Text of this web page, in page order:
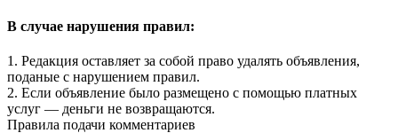
В случае нарушения правил:
1. Редакция оставляет за собой право удалять объявления,
поданые с нарушением правил.
2. Если объявление было размещено с помощью платных
услуг — деньги не возвращаются.
Правила подачи комментариев